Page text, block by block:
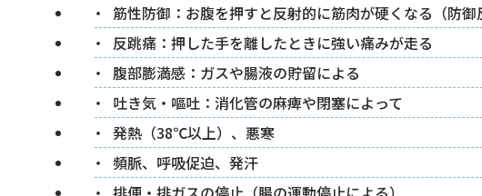
筋性防御：お腹を押すと反射的に筋肉が硬くなる（防御
反跳痛：押した手を離したときに強い痛みが走る
腹部膨満感：ガスや腸液の貯留による
吐き気・嘔吐：消化管の麻痺や閉塞によって
発熱（38℃以上）、悪寒
頻脈、呼吸促迫、発汗